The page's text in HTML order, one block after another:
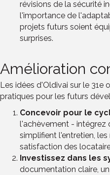
révisions de la sécurité
l'importance de
projets futurs soient
surprises.
Amélioration
Les idées d'Oldivai sur le 31e
pratiques pour les futurs
Concevoir pour le
l'achèvement - intégrez
simplifient l'entretien,
satisfaction des
Investissez dans les
documentation claire,